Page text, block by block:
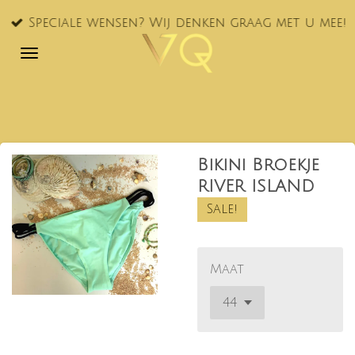
Ga
naar
Speciale wensen? Wij denken graag met u mee!
Bikini Broekje
RIVER ISLAND
Sale!
Maat